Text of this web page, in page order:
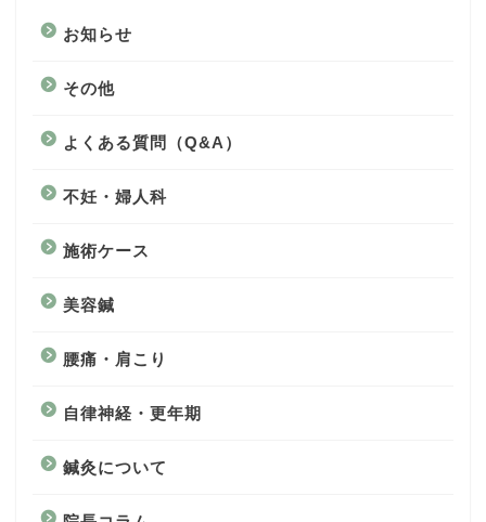
お知らせ
その他
よくある質問（Q&A）
不妊・婦人科
施術ケース
美容鍼
腰痛・肩こり
自律神経・更年期
鍼灸について